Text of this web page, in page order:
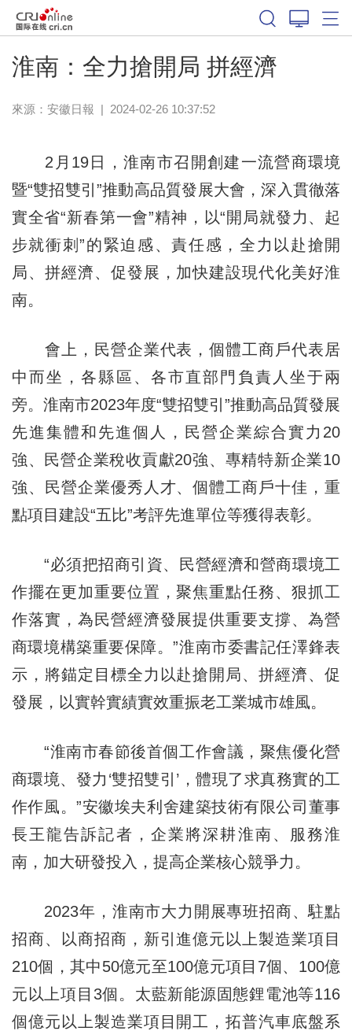
淮南：全力搶開局 拼經濟
來源： 安徽日報 | 2024-02-26 10:37:52
2月19日，淮南市召開創建一流營商環境
暨“雙招雙引”推動高品質發展大會，深入貫徹落
實全省“新春第一會”精神，以“開局就發力、起
步就衝刺”的緊迫感、責任感，全力以赴搶開
局、拼經濟、促發展，加快建設現代化美好淮
南。
會上，民營企業代表，個體工商戶代表居
中而坐，各縣區、各市直部門負責人坐于兩
旁。淮南市2023年度“雙招雙引”推動高品質發展
先進集體和先進個人，民營企業綜合實力20
強、民營企業稅收貢獻20強、專精特新企業10
強、民營企業優秀人才、個體工商戶十佳，重
點項目建設“五比”考評先進單位等獲得表彰。
“必須把招商引資、民營經濟和營商環境工
作擺在更加重要位置，聚焦重點任務、狠抓工
作落實，為民營經濟發展提供重要支撐、為營
商環境構築重要保障。”淮南市委書記任澤鋒表
示，將錨定目標全力以赴搶開局、拼經濟、促
發展，以實幹實績實效重振老工業城市雄風。
“淮南市春節後首個工作會議，聚焦優化營
商環境、發力‘雙招雙引’，體現了求真務實的工
作作風。”安徽埃夫利舍建築技術有限公司董事
長王龍告訴記者，企業將深耕淮南、服務淮
南，加大研發投入，提高企業核心競爭力。
2023年，淮南市大力開展專班招商、駐點
招商、以商招商，新引進億元以上製造業項目
210個，其中50億元至100億元項目7個、100億
元以上項目3個。太藍新能源固態鋰電池等116
個億元以上製造業項目開工，拓普汽車底盤系